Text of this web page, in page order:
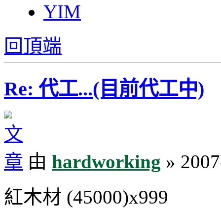
YIM
回頂端
Re: 代工...(目前代工中)
由 hardworking »
紅木材 (45000)x999